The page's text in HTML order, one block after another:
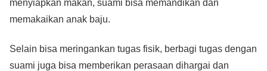
menyiapkan makan, suami bisa memandikan dan
memakaikan anak baju.
Selain bisa meringankan tugas fisik, berbagi tugas dengan
suami juga bisa memberikan perasaan dihargai dan